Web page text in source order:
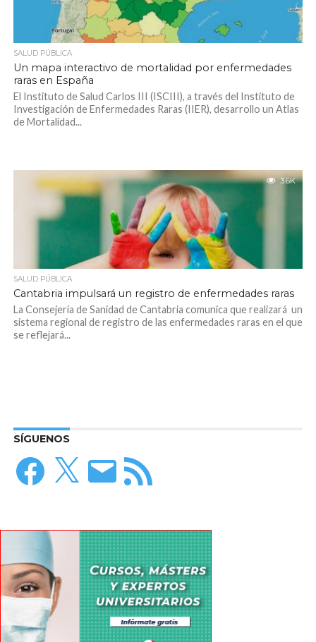
SALUD PÚBLICA
Un mapa interactivo de mortalidad por enfermedades
raras en España
El Instituto de Salud Carlos III (ISCIII), a través del Instituto de
Investigación de Enfermedades Raras (IIER), desarrollo un Atlas
de Mortalidad...
3.6K
SALUD PÚBLICA
Cantabria impulsará un registro de enfermedades raras
La Consejería de Sanidad de Cantabria comunica que realizará un
sistema regional de registro de las enfermedades raras en el que
se reflejará...
SÍGUENOS
Facebook
X
Correo
electrónico
Feed
RSS